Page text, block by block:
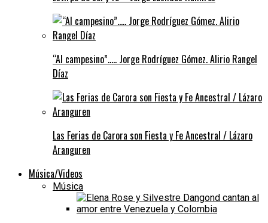
“Al campesino”….. Jorge Rodríguez Gómez. Alirio Rangel
Díaz
Las Ferias de Carora son Fiesta y Fe Ancestral / Lázaro
Aranguren
Música/Videos
Música